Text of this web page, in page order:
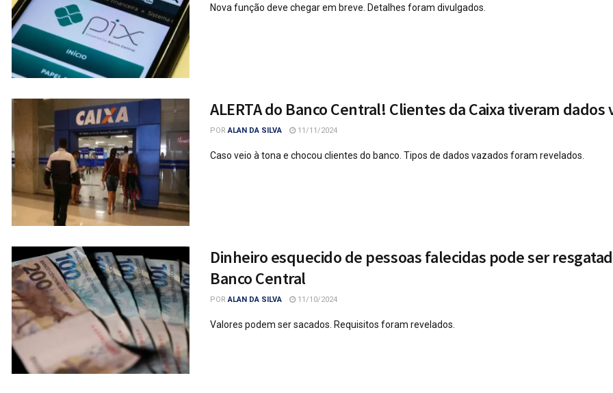
Nova função deve chegar em breve. Detalhes foram divulgados.
ALERTA do Banco Central! Clientes da Caixa tiveram dados
POR ALAN DA SILVA 11/11/2024
Caso veio à tona e chocou clientes do banco. Tipos de dados vazados foram revelados.
Dinheiro esquecido de pessoas falecidas pode ser
Banco Central
POR ALAN DA SILVA 11/10/2024
Valores podem ser sacados. Requisitos foram revelados.